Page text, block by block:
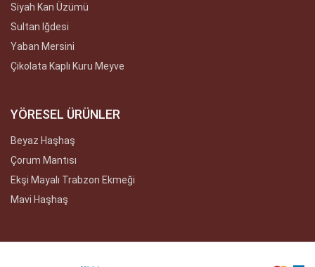
Siyah Kan Üzümü
Sultan Iğdesi
Yaban Mersini
Çikolata Kaplı Kuru Meyve
YÖRESEL ÜRÜNLER
Beyaz Haşhaş
Çorum Mantısı
Ekşi Mayalı Trabzon Ekmeği
Mavi Haşhaş